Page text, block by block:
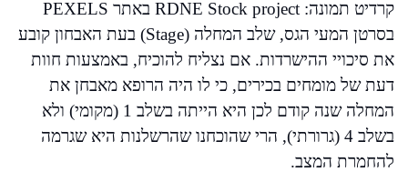
קרדיט תמונה: RDNE Stock project באתר PEXELS
בסרטן המעי הגס, שלב המחלה (Stage) בעת האבחון קובע
את סיכויי ההישרדות. אם נצליח להוכיח, באמצעות חוות
דעת של מומחים בכירים, כי לו היה הרופא מאבחן את
המחלה שנה קודם לכן היא הייתה בשלב 1 (מקומי) ולא
בשלב 4 (גרורתי), הרי שהוכחנו שהרשלנות היא שגרמה
להחמרת המצב.